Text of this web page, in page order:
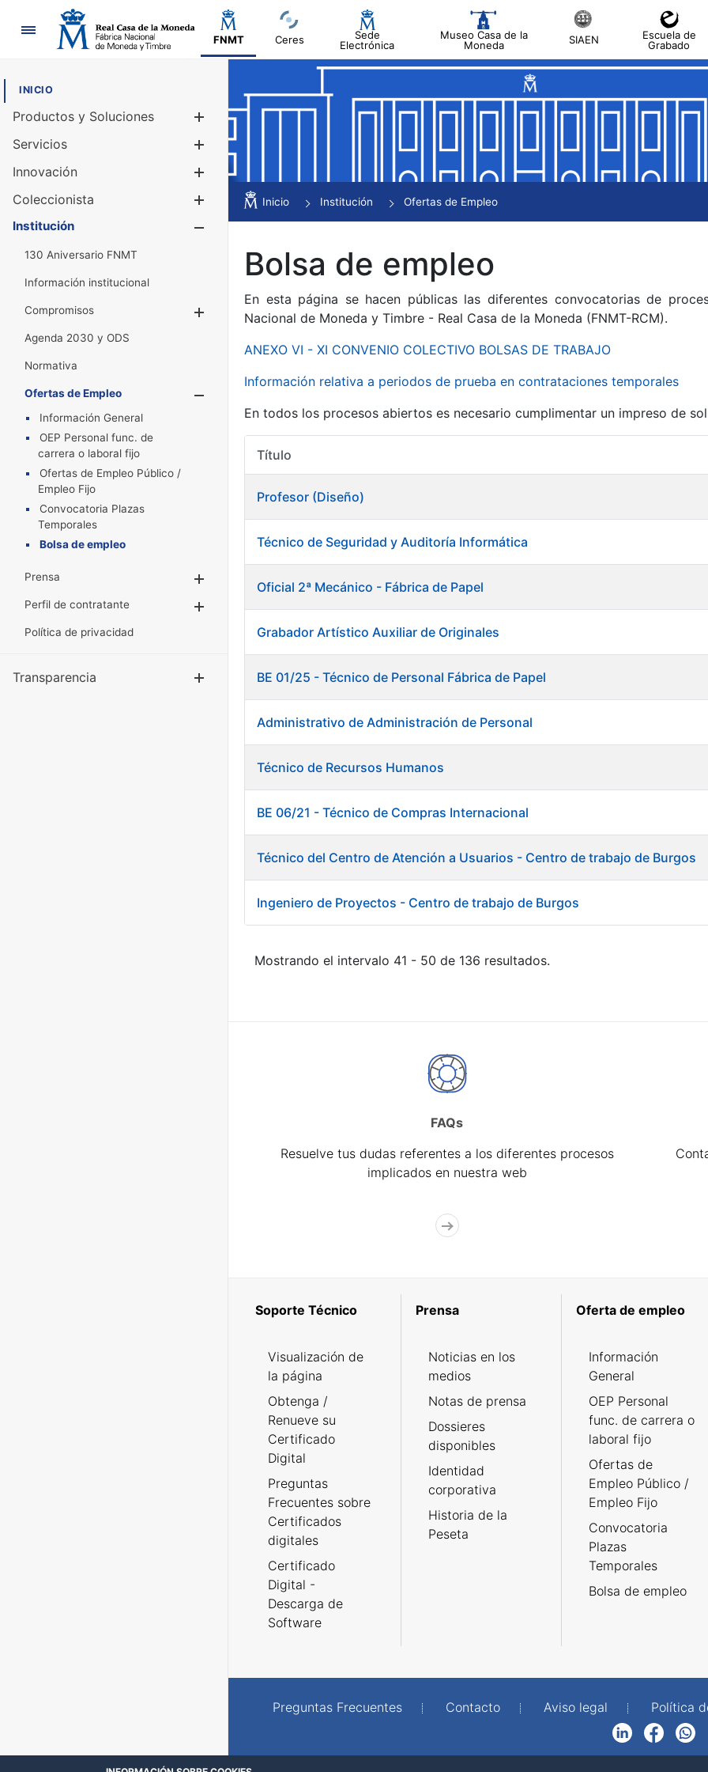
Navegación
FNMT Ceres
Sede
Electrónica
Museo Casa de la
Moneda
SIAEN
Escuela de
Grabado
INICIO
Productos y Soluciones
Mostrar/Ocultar
Servicios
Innovación
Coleccionista
Mostrar/Ocultar
Institución
130 Aniversario FNMT
Información institucional
Compromisos
Mostrar/Ocultar
Agenda 2030 y ODS
Normativa
Ofertas de Empleo
Información General
OEP Personal func. de
carrera o laboral fijo
Ofertas de Empleo Público /
Empleo Fijo
Convocatoria Plazas
Temporales
Bolsa de empleo
Prensa
Mostrar/Ocultar
Perfil de contratante
Política de privacidad
Transparencia Mostrar/Ocultar
Inicio Institución Ofertas de Empleo
Bolsa de empleo
En esta página se hacen públicas las diferentes convocatorias de
Nacional de Moneda y Timbre - Real Casa de la Moneda (FNMT-RCM).
ANEXO VI - XI CONVENIO COLECTIVO BOLSAS DE TRABAJO
Información relativa a periodos de prueba en contrataciones temporales
En todos los procesos abiertos es necesario cumplimentar un impreso de
Título
Profesor (Diseño)
Técnico de Seguridad y Auditoría Informática
Oficial 2ª Mecánico - Fábrica de Papel
Grabador Artístico Auxiliar de Originales
BE 01/25 - Técnico de Personal Fábrica de Papel
Administrativo de Administración de Personal
Técnico de Recursos Humanos
BE 06/21 - Técnico de Compras Internacional
Técnico del Centro de Atención a Usuarios - Centro de trabajo de Burgos
Ingeniero de Proyectos - Centro de trabajo de Burgos
Mostrando el intervalo 41 - 50 de 136 resultados.
FAQs
Resuelve tus dudas referentes a los diferentes procesos
implicados en nuestra web
Soporte Técnico
Visualización de
la página
Obtenga /
Renueve su
Certificado
Digital
Preguntas
Frecuentes sobre
Certificados
digitales
Certificado
Digital -
Descarga de
Software
Prensa
Noticias en los
medios
Notas de prensa
Dossieres
disponibles
Identidad
corporativa
Historia de la
Peseta
Oferta de empleo
Información
General
OEP Personal
func. de carrera o
laboral fijo
Ofertas de
Empleo Público /
Empleo Fijo
Convocatoria
Plazas
Temporales
Bolsa de empleo
Preguntas Frecuentes Contacto Aviso legal Política
FacebookWhatsApp